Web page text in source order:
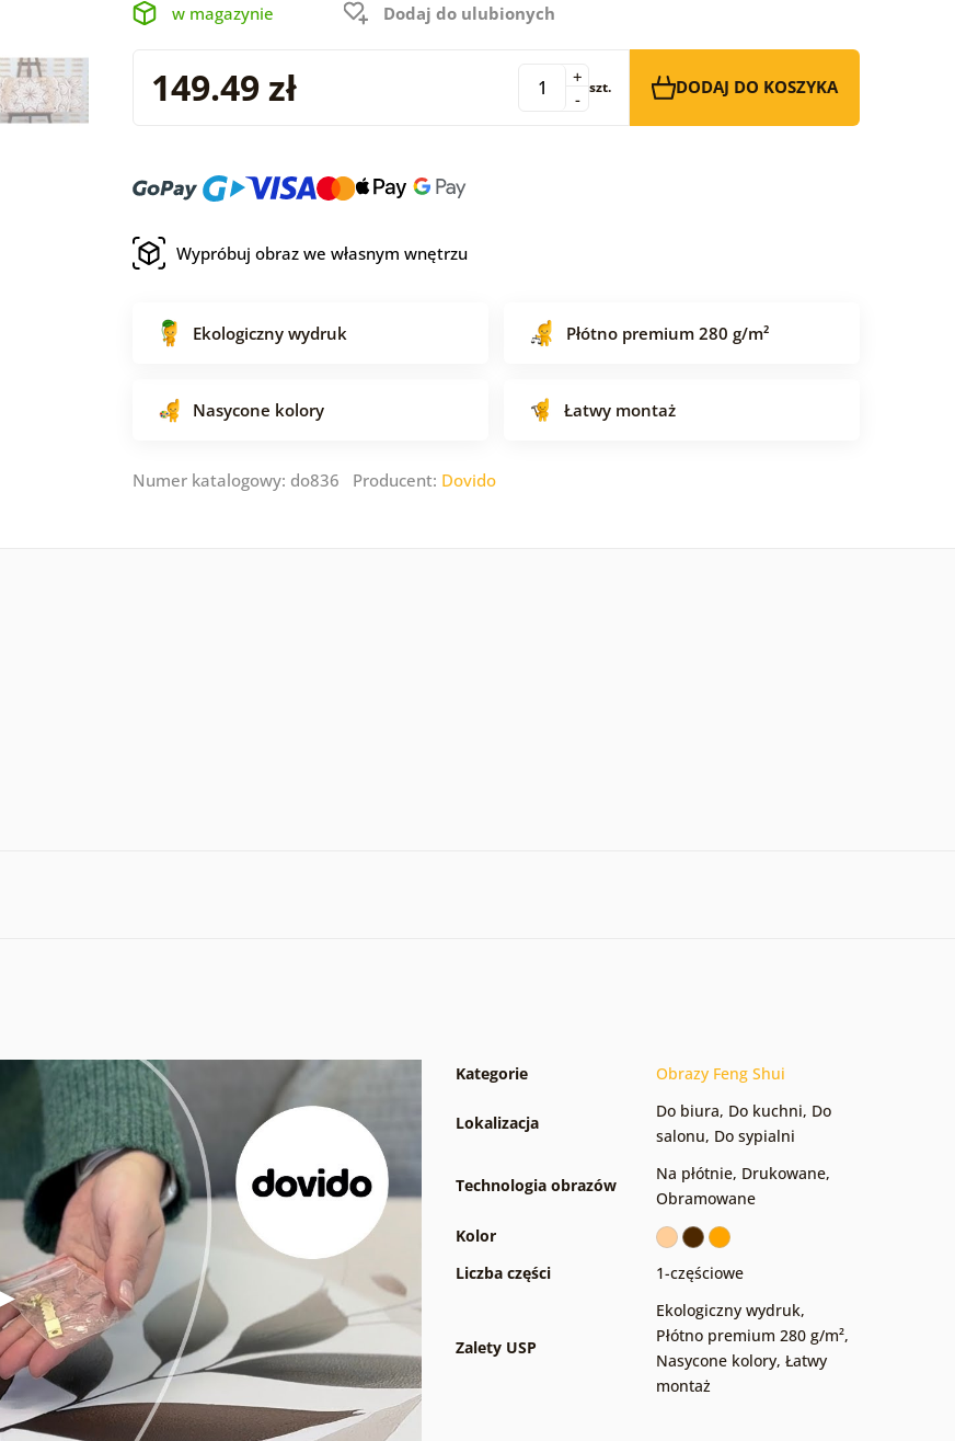
w magazynie
Dodaj do ulubionych
149.49 zł -
+ szt. DODAJ DO KOSZYKA
Wypróbuj obraz we własnym wnętrzu
Ekologiczny wydruk Płótno premium 280 g/m²
Nasycone kolory Łatwy montaż
Numer katalogowy: do836 Producent: Dovido
Kategorie Obrazy Feng Shui
Lokalizacja
Do biura, Do kuchni, Do
salonu, Do sypialni
Technologia obrazów
Na płótnie, Drukowane,
Obramowane
Kolor
Liczba części
1-częściowe
Zalety USP
Ekologiczny wydruk,
Płótno premium 280 g/m²,
Nasycone kolory, Łatwy
montaż